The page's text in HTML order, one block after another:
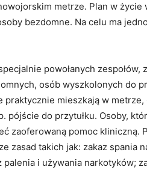
metrze. Plan w życie
bezdomne. Na celu ma
powołanych zespołów,
osób wyszkolonych do
mieszkają w metrze,
pójście do przytułku. Osoby,
zaoferowaną pomoc kliniczną.
zasad takich jak: zakaz spania
i używania narkotyków;